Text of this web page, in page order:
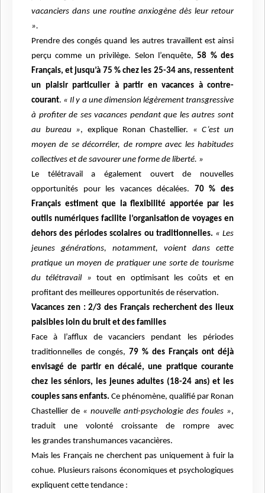
vacanciers dans une routine anxiogène dès leur retour
».
Prendre des congés quand les autres travaillent est ainsi
perçu comme un privilège. Selon l’enquête,58 % des
Français, et jusqu’à 75 % chez les 25-34 ans, ressentent
un plaisir particulier à partir en vacances à contre-
courant. « Il y a une dimension légèrement transgressive
à profiter de ses vacances pendant que les autres sont
au bureau », explique Ronan Chastellier. « C’est un
moyen de se décorréler, de rompre avec les habitudes
collectives et de savourer une forme de liberté. »
Le télétravail a également ouvert de nouvelles
opportunités pour les vacances décalées. 70 % des
Français estiment que la flexibilité apportée par les
outils numériques facilite l’organisation de voyages en
dehors des périodes scolaires ou traditionnelles. « Les
jeunesgénérations, notamment, voient dans cette
pratique un moyen de pratiquer une sorte de tourisme
du télétravail » tout en optimisant les coûts et en
profitant des meilleures opportunités de réservation.
Vacances zen : 2/3 des Français recherchent des lieux
paisibles loin du bruit et des familles
Face à l’afflux de vacanciers pendant les périodes
traditionnelles de congés, 79 % des Français ont déjà
envisagé de partir en décalé, une pratique courante
chez les séniors, les jeunes adultes (18-24 ans) et les
couples sans enfants. Ce phénomène, qualifié par Ronan
Chastellier de « nouvelle anti-psychologie des foules »,
traduit une volonté croissante de rompre avec
les grandes transhumances vacancières.
Mais les Français ne cherchent pas uniquement à fuir la
cohue. Plusieurs raisons économiqueset psychologiques
expliquent cette tendance :